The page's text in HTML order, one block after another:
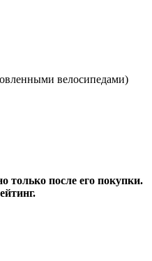
велосипедами)
только после его покупки.